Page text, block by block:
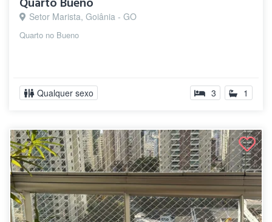
Setor Marista, Goiânia - GO
Quarto no Bueno
Qualquer sexo 3 1